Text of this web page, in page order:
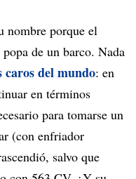
nombre porque el
de un barco. Nada
caros del mundo: en
en términos
para tomarse un
(con enfriador
salvo que